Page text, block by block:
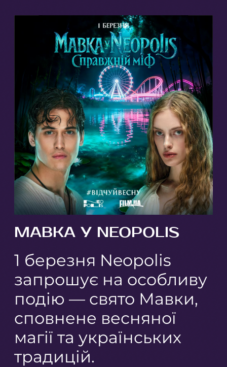
МАВКА У NEOPOLIS
1 березня Neopolis
запрошує на особливу
подію — свято Мавки,
сповнене весняної
магії та українських
традицій.